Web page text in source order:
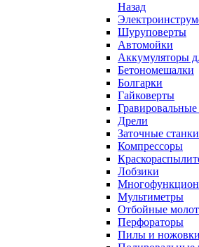
Назад
Шуруповерты
Автомойки
Аккумуляторы
Бетономешалки
Болгарки
Гайковерты
Дрели
Заточные станки
Компрессоры
Лобзики
Мультиметры
Отбойные
Перфораторы
Пилы и ножовки